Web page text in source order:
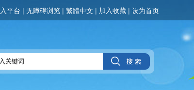
平台 | 无障碍浏览 | 繁體中文 | 加入收藏 | 设为首页